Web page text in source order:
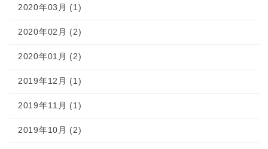
2020年03月 (1)
2020年02月 (2)
2020年01月 (2)
2019年12月 (1)
2019年11月 (1)
2019年10月 (2)